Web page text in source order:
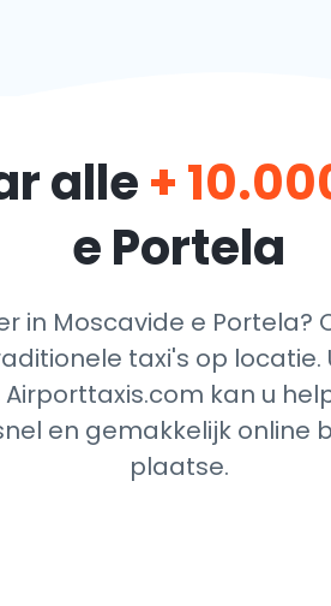
alle+
e Portela
in Moscavide e
taxi's op
kan u
en gemakkelijk
plaatse.